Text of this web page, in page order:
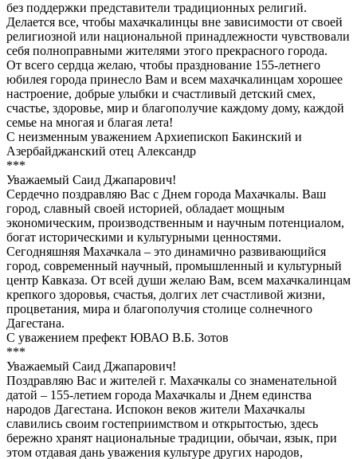
без поддержки представители традиционных религий.
Делается все, чтобы махачкалинцы вне зависимости от своей
религиозной или национальной принадлежности чувствовали
себя полноправными жителями этого прекрасного города.
От всего сердца желаю, чтобы празднование 155-летнего
юбилея города принесло Вам и всем махачкалинцам хорошее
настроение, добрые улыбки и счастливый детский смех,
счастье, здоровье, мир и благополучие каждому дому, каждой
семье на многая и благая лета!
С неизменным уважением Архиепископ Бакинский и
Азербайджанский отец Александр
***
Уважаемый Саид Джапарович!
Сердечно поздравляю Вас с Днем города Махачкалы. Ваш
город, славный своей историей, обладает мощным
экономическим, производственным и научным потенциалом,
богат историческими и культурными ценностями.
Сегодняшняя Махачкала – это динамично развивающийся
город, современный научный, промышленный и культурный
центр Кавказа. От всей души желаю Вам, всем махачкалинцам
крепкого здоровья, счастья, долгих лет счастливой жизни,
процветания, мира и благополучия столице солнечного
Дагестана.
С уважением префект ЮВАО В.Б. Зотов
***
Уважаемый Саид Джапарович!
Поздравляю Вас и жителей г. Махачкалы со знаменательной
датой – 155-летием города Махачкалы и Днем единства
народов Дагестана. Испокон веков жители Махачкалы
славились своим гостеприимством и открытостью, здесь
бережно хранят национальные традиции, обычаи, язык, при
этом отдавая дань уважения культуре других народов,